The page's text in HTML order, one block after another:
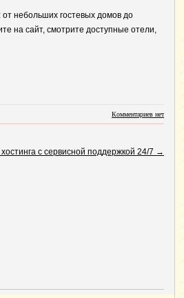
небольших гостевых домов до
на сайт, смотрите доступные отели,
Комментариев нет
с сервисной поддержкой 24/7 →